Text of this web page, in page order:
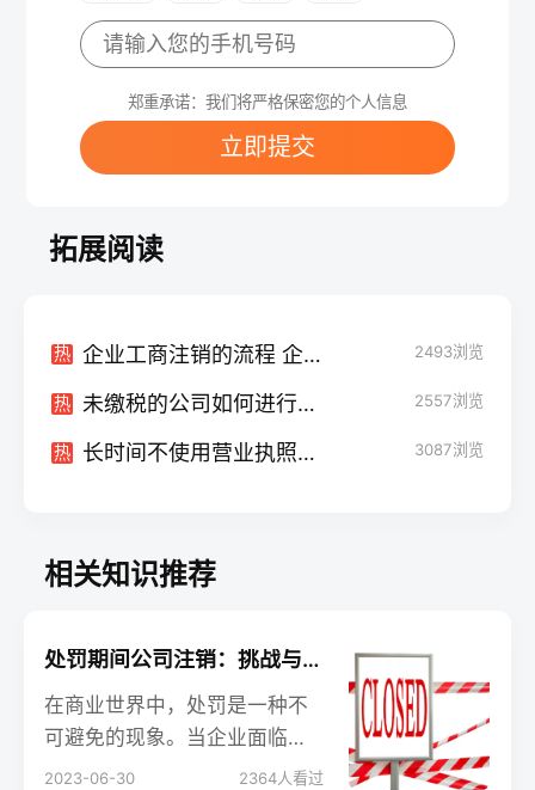
郑重承诺：我们将严格保密您的个人信息
立即提交
拓展阅读
热 企业工商注销的流程 企业工商注销需要提供什么材料 2493浏览
热 未缴税的公司如何进行注销？影响及应对策略 2557浏览
热 长时间不使用营业执照：自动注销的风险与解决方案 3087浏览
相关知识推荐
处罚期间公司注销：挑战与机遇
在商业世界中，处罚是一种不
可避免的现象。当企业面临处
罚期间时，可能会面临一个重
2023-06-30 2364人看过